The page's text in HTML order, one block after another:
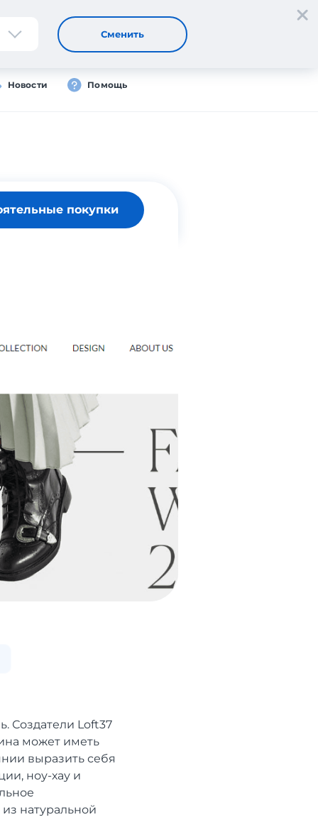
Регистрация
Новости Помощь
Сменить
покупки
Создатели Loft37
может иметь
выразить себя
ноу-хау и
натуральной